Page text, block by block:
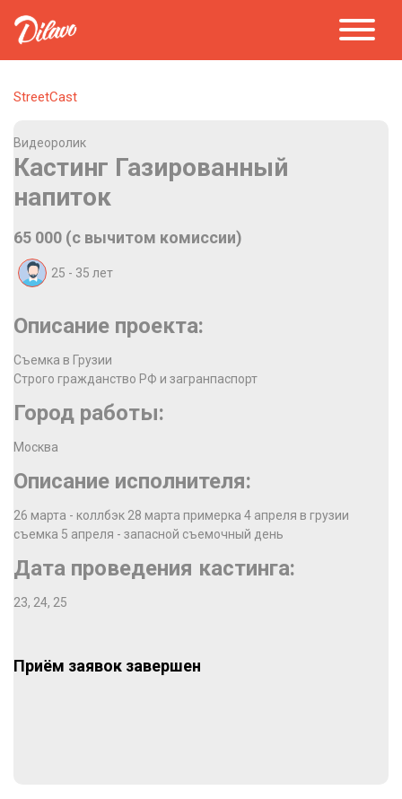
StreetCast
Видеоролик
Кастинг Газированный
напиток
65 000 (с вычитом комиссии)
25 - 35 лет
Описание проекта:
Съемка в Грузии
Строго гражданство РФ и загранпаспорт
Город работы:
Москва
Описание исполнителя:
26 марта - коллбэк 28 марта примерка 4 апреля в грузии
съемка 5 апреля - запасной съемочный день
Дата проведения кастинга:
23, 24, 25
Приём заявок завершен